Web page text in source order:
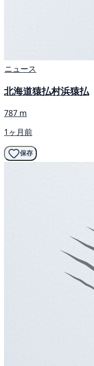
ニュース
北海道猿払村浜猿払
787 m
1ヶ月前
保存